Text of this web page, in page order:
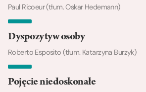
Paul Ricoeur (tłum. Oskar Hedemann)
Dyspozytyw osoby
Roberto Esposito (tłum. Katarzyna Burzyk)
Pojęcie niedoskonałe